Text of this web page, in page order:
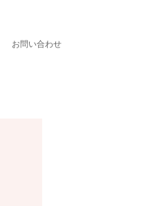
お問い合わせ